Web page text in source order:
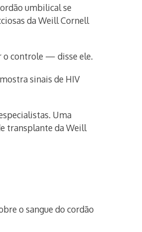
umbilical se
da Weill Cornell
o controle — disse ele.
sinais de HIV
Uma
transplante da Weill
o sangue do cordão